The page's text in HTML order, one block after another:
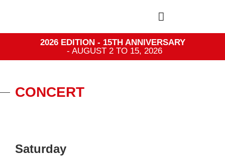
2026 EDITION - 15TH ANNIVERSARY
- AUGUST 2 TO 15, 2026
CONCERT
Saturday